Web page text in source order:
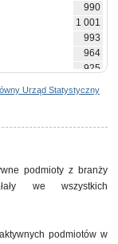
990
1 001
993
964
925
895
899
858
Urząd Statystyczny
podmioty z branży
we wszystkich
podmiotów w